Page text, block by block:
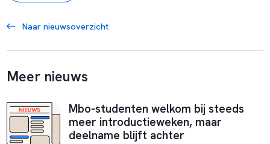
Naar nieuwsoverzicht
Meer nieuws
Mbo-studenten welkom bij steeds
meer introductieweken, maar
deelname blijft achter